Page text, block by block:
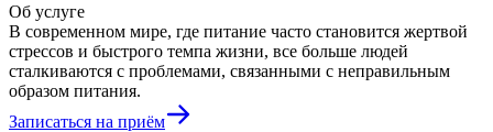
Об услуге
В современном мире, где питание часто становится жертвой
стрессов и быстрого темпа жизни, все больше людей
сталкиваются с проблемами, связанными с неправильным
образом питания.
Записаться на приём